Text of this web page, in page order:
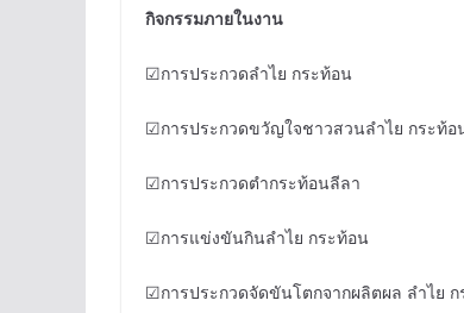
กิจกรรมภายในงาน
☑การประกวดลำไย กระท้อน
☑การประกวดขวัญใจชาวสวนลำไย กระท้อ
☑การประกวดตำกระท้อนลีลา
☑การแข่งขันกินลำไย กระท้อน
☑การประกวดจัดขันโตกจากผลิตผล ลำไย